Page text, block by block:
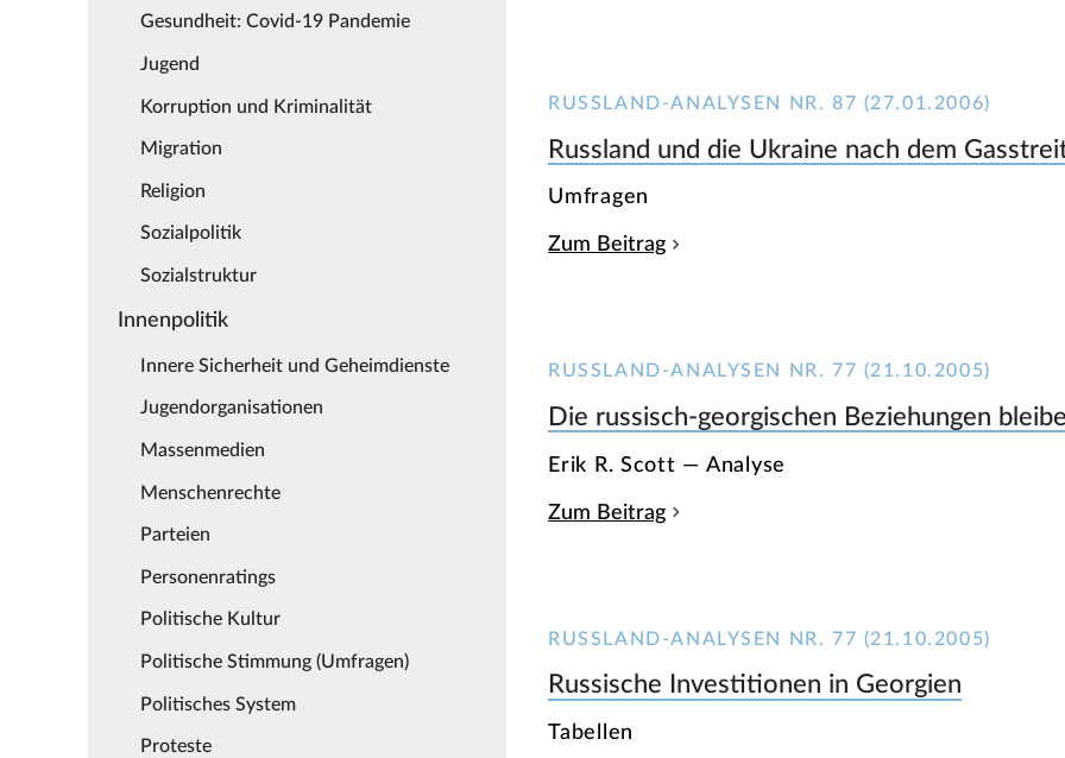
Gesundheit: Covid-19 Pandemie
Jugend
Korruption und Kriminalität
Migration
Religion
Sozialpolitik
Sozialstruktur
Innenpolitik
Innere Sicherheit und Geheimdienste
Jugendorganisationen
Massenmedien
Menschenrechte
Parteien
Personenratings
Politische Kultur
Politische Stimmung (Umfragen)
Politisches System
Proteste
RUSSLAND-ANALYSEN NR. 87 (27.01.2006)
Russland und die Ukraine nach dem
Umfragen
Zum Beitrag
RUSSLAND-ANALYSEN NR. 77 (21.10.2005)
Die russisch-georgischen Beziehungen
Erik R. Scott — Analyse
Zum Beitrag
RUSSLAND-ANALYSEN NR. 77 (21.10.2005)
Russische Investitionen in Georgien
Tabellen